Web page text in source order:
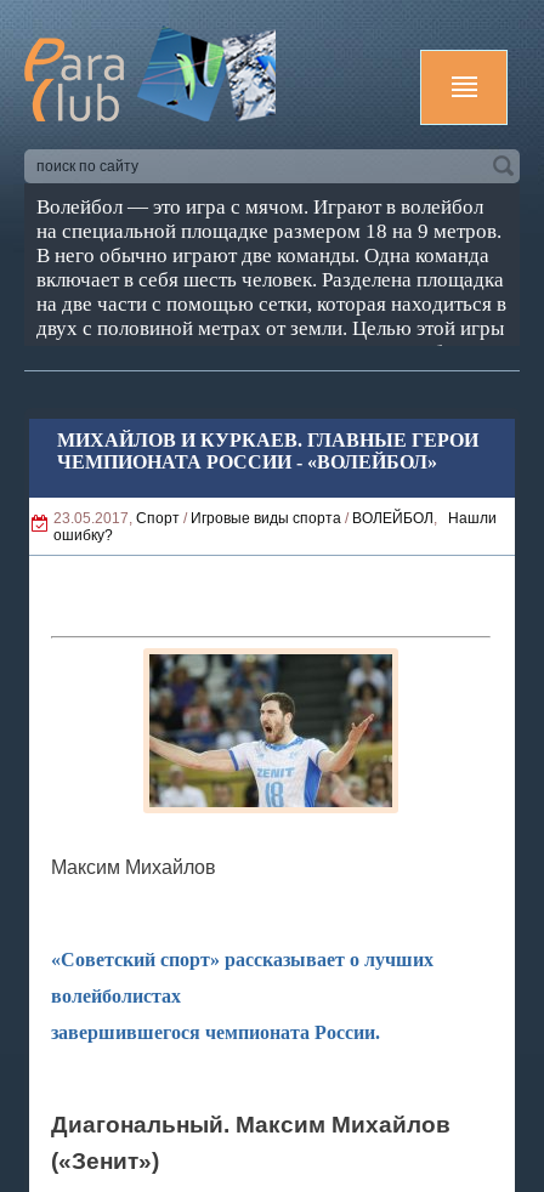
Волейбол — это игра с мячом. Играют в волейбол
на специальной площадке размером 18 на 9 метров.
В него обычно играют две команды. Одна команда
включает в себя шесть человек. Разделена площадка
на две части с помощью сетки, которая находиться в
двух с половиной метрах от земли. Целью этой игры
является задать такое направление мячу, чтобы он
пролетая сетку с Вашей стороны коснулся
мячу коснуться вашей площадки.
МИХАЙЛОВ И КУРКАЕВ. ГЛАВНЫЕ ГЕРОИ
ЧЕМПИОНАТА РОССИИ - «ВОЛЕЙБОЛ»
23.05.2017, Спорт / Игровые виды спорта / ВОЛЕЙБОЛ ,
Нашли
ошибку?
Максим Михайлов
«Советский спорт» рассказывает о лучших
волейболистах
завершившегося чемпионата России.
Диагональный. Максим Михайлов
(«Зенит»)